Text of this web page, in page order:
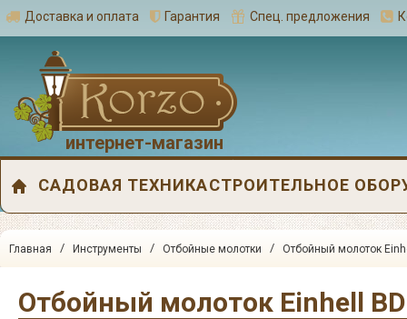
Доставка и оплата Гарантия Спец. предложения
интернет-магазин
САДОВАЯ ТЕХНИКАСТРОИТЕЛЬНОЕ
Главная / Инструменты / Отбойные молотки / Отбойный молоток
Отбойный молоток Einhell